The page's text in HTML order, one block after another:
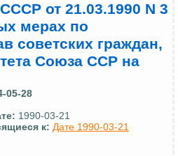
от 21.03.1990 N 3
мерах по
советских граждан,
Союза ССР на
05-28
1990-03-21
к: Дате 1990-03-21